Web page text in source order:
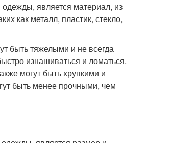
является материал, из
как металл, пластик, стекло,
быть тяжелыми и не всегда
изнашиваться и ломаться.
могут быть хрупкими и
быть менее прочными, чем